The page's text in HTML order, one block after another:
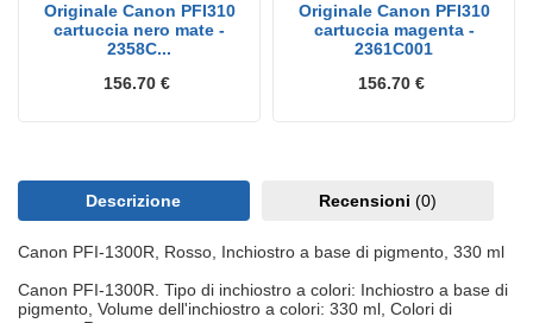
Originale Canon PFI310
cartuccia nero mate -
2358C...
156.70 €
Originale Canon PFI310
cartuccia magenta -
2361C001
156.70 €
Descrizione Recensioni (0)
Canon PFI-1300R, Rosso, Inchiostro a base di pigmento, 330 ml
Canon PFI-1300R. Tipo di inchiostro a colori: Inchiostro a base di
pigmento, Volume dell'inchiostro a colori: 330 ml, Colori di